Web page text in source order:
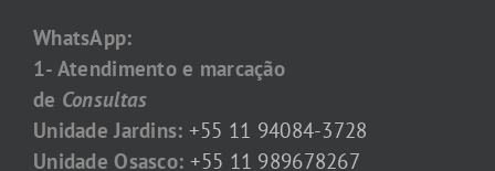
WhatsApp:
1- Atendimento e marcação
de Consultas
Unidade Jardins: +55 11 94084-3728
Unidade Osasco: +55 11 989678267